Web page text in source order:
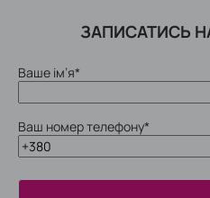
ЗАПИСАТИСЬ
Ваше ім’я*
Ваш номер телефону*